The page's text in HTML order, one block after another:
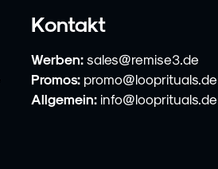
Kontakt
Werben: sales@remise3.de
Promos: promo@looprituals.de
Allgemein: info@looprituals.de